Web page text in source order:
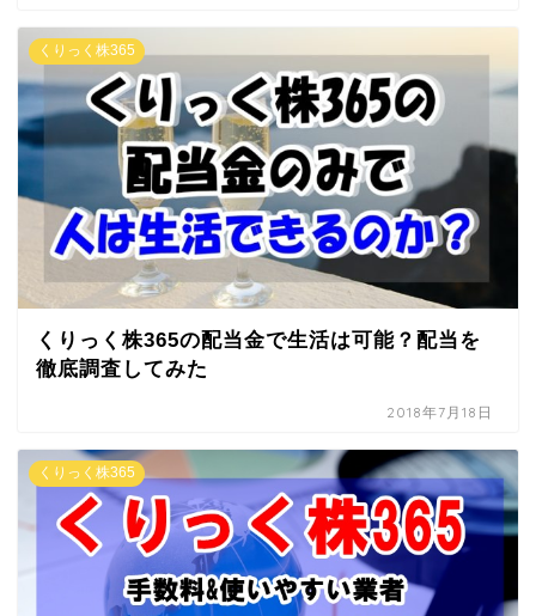
くりっく株365
くりっく株365の配当金で生活は可能？配当を
徹底調査してみた
2018年7月18日
くりっく株365